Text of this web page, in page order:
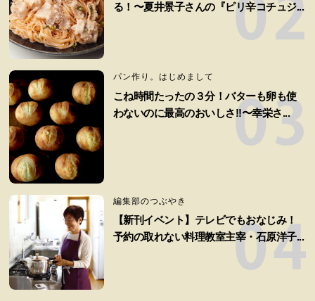
る！〜夏井景子さんの『ピリ辛コチュジ...
パン作り。はじめまして
こね時間たったの３分！バターも卵も使
わないのに最高のおいしさ!!〜幸栄さ...
編集部のつぶやき
【新刊イベント】テレビでもおなじみ！
予約の取れない料理教室主宰・石原洋子...